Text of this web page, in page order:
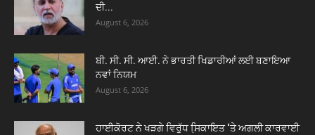
ਦੀ...
August 6, 2026
ਬੀ. ਸੀ. ਸੀ. ਆਈ. ਨੇ ਭਾਰਤੀ ਖਿਡਾਰੀਆਂ ਲਈ ਬਣਾਇਆ
ਨਵਾਂ ਨਿਯਮ
August 6, 2026
ਹਾਈਕੋਰਟ ਨੇ ਖੜਗੇ ਵਿਰੁੱਧ ਸਿ਼ਕਾਇਤ ‘ਤੇ ਅਗਲੀ ਕਾਰਵਾਈ